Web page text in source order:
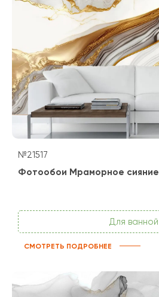
№21517
Фотообои Мраморное сияние
Для ванной
СМОТРЕТЬ ПОДРОБНЕЕ